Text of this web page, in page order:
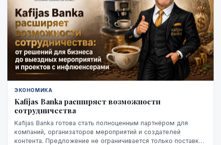
ЭКОНОМИКА
Kafijas Banka расширяет возможности
сотрудничества
Kafijas Banka готова стать полноценным партнёром для
компаний, организаторов мероприятий и создателей
контента. Предложение не ограничивается только поставкой